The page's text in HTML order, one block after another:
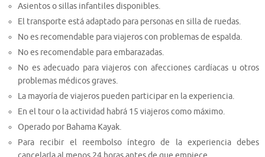
Asientos o sillas infantiles disponibles.
El transporte está adaptado para personas en silla de ruedas.
No es recomendable para viajeros con problemas de espalda.
No es recomendable para embarazadas.
No es adecuado para viajeros con afecciones cardíacas u otros
problemas médicos graves.
La mayoría de viajeros pueden participar en la experiencia.
En el tour o la actividad habrá 15 viajeros como máximo.
Operado por Bahama Kayak.
Para recibir el reembolso íntegro de la experiencia debes